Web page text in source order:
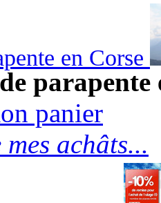
en Corse
panier
achâts...